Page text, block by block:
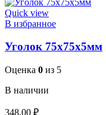
Quick view
В избранное
Уголок 75х75х5мм
Оценка 0 из 5
В наличии
348,00 ₽